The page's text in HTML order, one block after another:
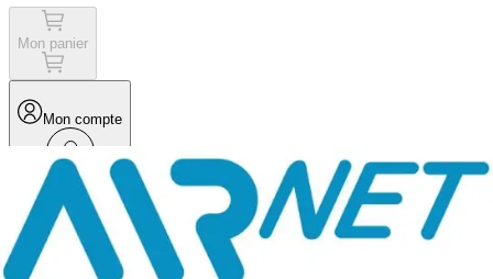
Mon panier
Mon compte
Menu
Une erreur s'est produite